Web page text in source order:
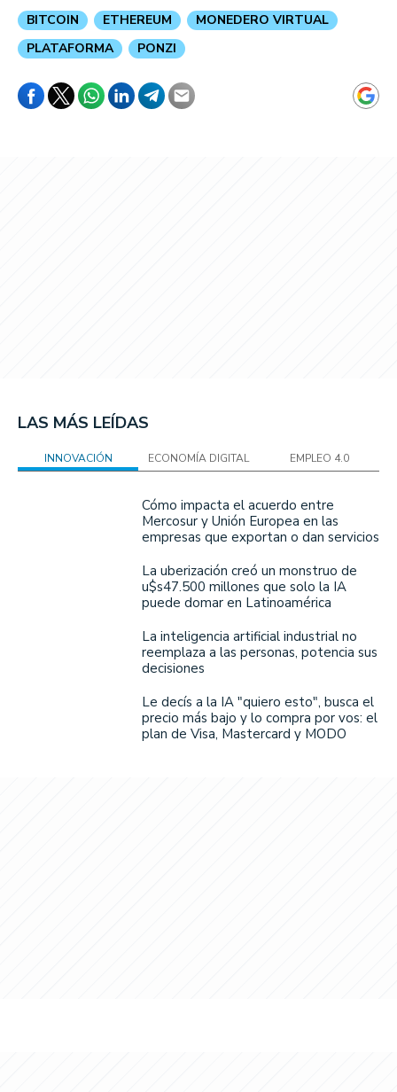
BITCOIN ETHEREUM
MONEDERO VIRTUAL
PLATAFORMA
PONZI
LAS MÁS LEÍDAS
INNOVACIÓN ECONOMÍA DIGITAL EMPLEO 4.0
Cómo impacta el acuerdo entre
Mercosur y Unión Europea en las
empresas que exportan o dan servicios
La uberización creó un monstruo de
u$s47.500 millones que solo la IA
puede domar en Latinoamérica
La inteligencia artificial industrial no
reemplaza a las personas, potencia sus
decisiones
Le decís a la IA "quiero esto", busca el
precio más bajo y lo compra por vos: el
plan de Visa, Mastercard y MODO